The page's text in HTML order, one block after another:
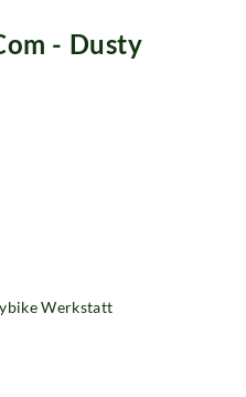
- Dusty
Werkstatt